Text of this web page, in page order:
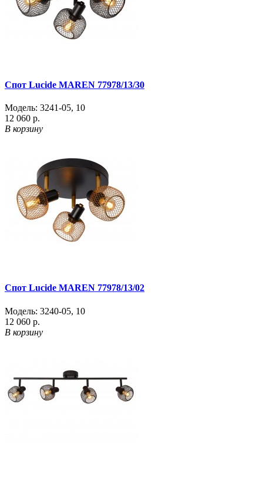
Спот Lucide MAREN 77978/13/30
Модель: 3241-05, 10
12 060 р.
В корзину
Спот Lucide MAREN 77978/13/02
Модель: 3240-05, 10
12 060 р.
В корзину